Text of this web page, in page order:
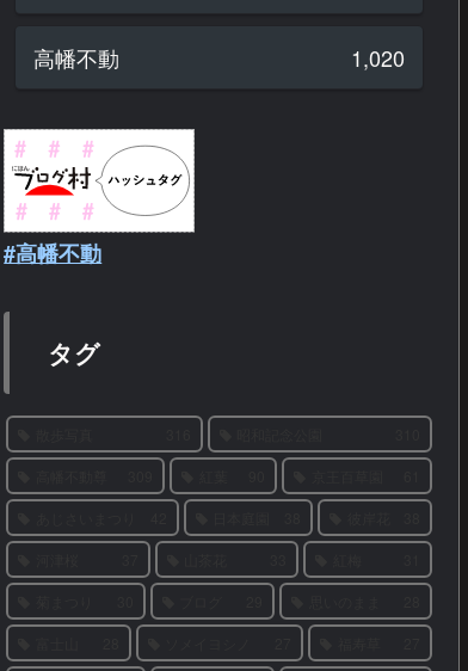
高幡不動 1,020
#高幡不動
タグ